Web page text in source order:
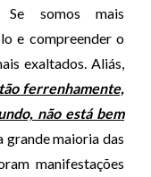
Se somos mais
e compreender o
exaltados. Aliás,
ferrenhamente,
não está bem
maioria das
manifestações